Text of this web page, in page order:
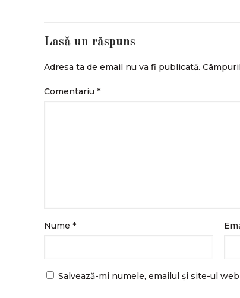
Lasă un răspuns
Adresa ta de email nu va fi publicată.
Comentariu *
Nume *
Salvează-mi numele, emailul și site-ul